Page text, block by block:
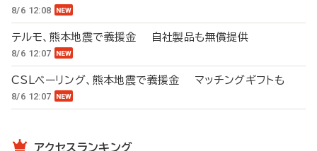
8/6 12:08
テルモ、熊本地震で義援金 自社製品も無償提供
8/6 12:07
CSLベーリング、熊本地震で義援金 マッチングギフトも
8/6 12:07
アクセスランキング